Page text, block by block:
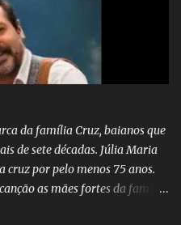
fidelidade e esperança no
com o sentimento universal
uma narrativa lírica sobre a
e do espaço. YouTube
da família Cruz, baianos que
de sete décadas. Júlia Maria
cruz por pelo menos 75 anos.
as mães fortes da família